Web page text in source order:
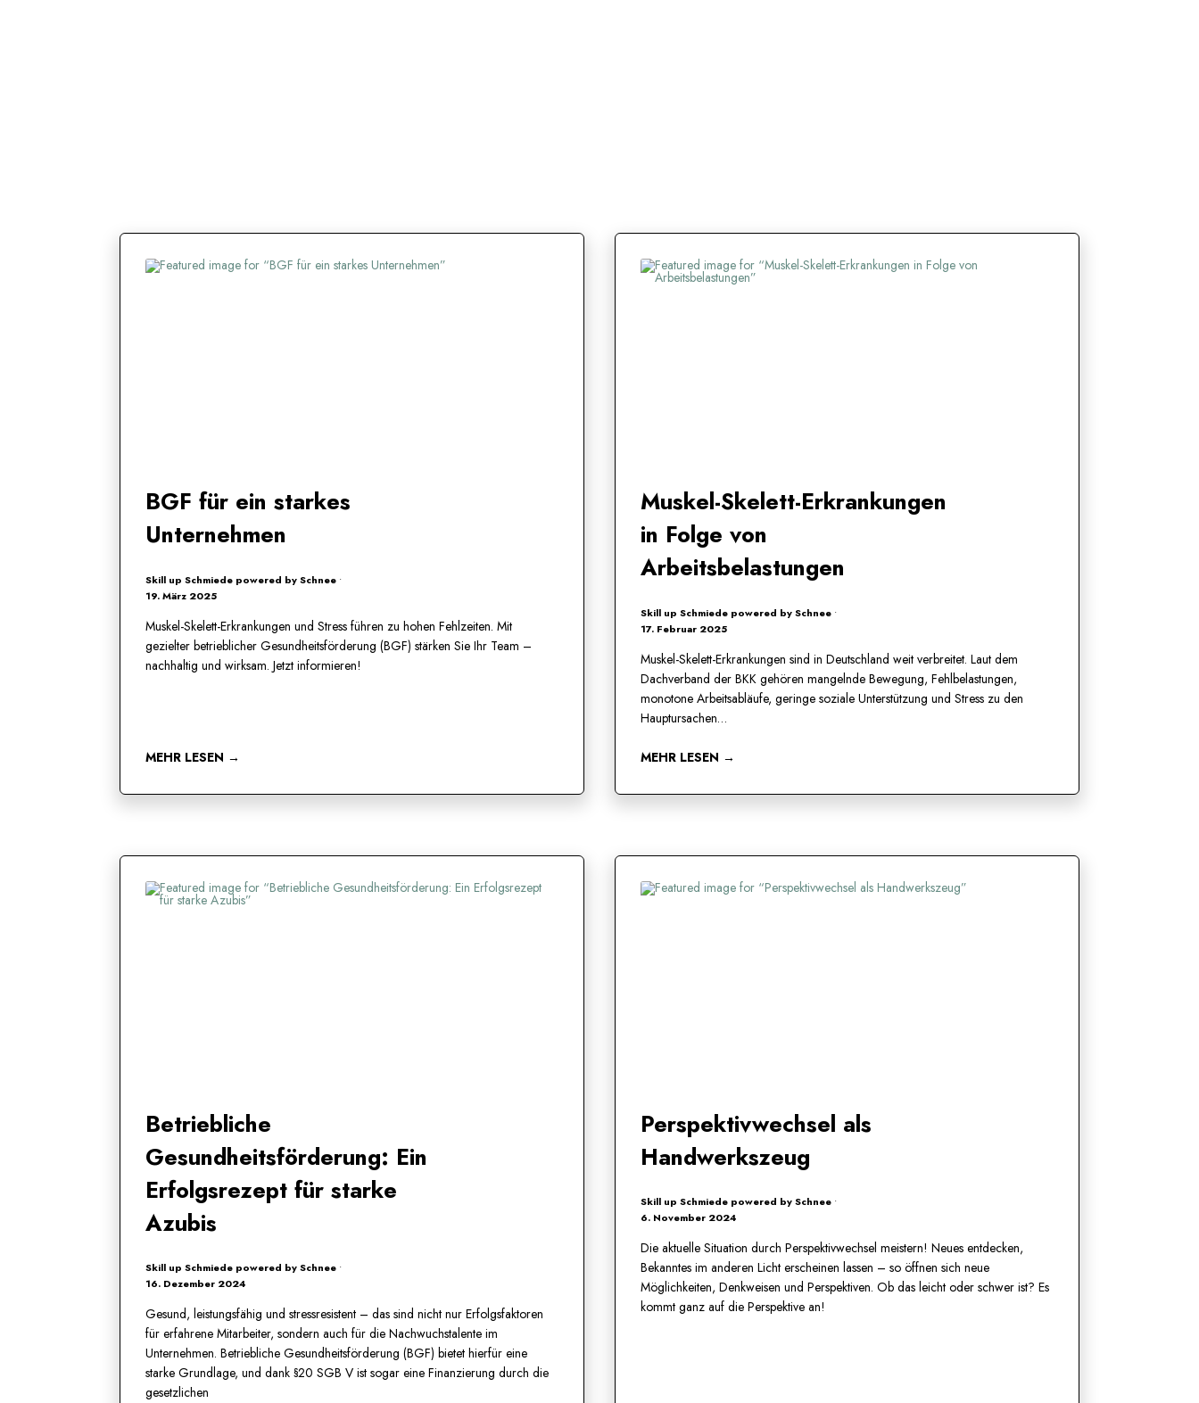
BGF für ein starkes
Unternehmen
Skill up Schmiede powered by Schnee •
19. März 2025
Muskel-Skelett-Erkrankungen und Stress führen zu hohen Fehlzeiten. Mit
gezielter betrieblicher Gesundheitsförderung (BGF) stärken Sie Ihr Team –
nachhaltig und wirksam. Jetzt informieren!
MEHR LESEN →
Muskel-Skelett-Erkrankungen
in Folge von
Arbeitsbelastungen
Skill up Schmiede powered by Schnee •
17. Februar 2025
Muskel-Skelett-Erkrankungen sind in Deutschland weit verbreitet. Laut dem
Dachverband der BKK gehören mangelnde Bewegung, Fehlbelastungen,
monotone Arbeitsabläufe, geringe soziale Unterstützung und Stress zu den
Hauptursachen…
MEHR LESEN →
Betriebliche
Gesundheitsförderung: Ein
Erfolgsrezept für starke
Azubis
Skill up Schmiede powered by Schnee •
16. Dezember 2024
Gesund, leistungsfähig und stressresistent – das sind nicht nur Erfolgsfaktoren
für erfahrene Mitarbeiter, sondern auch für die Nachwuchstalente im
Unternehmen. Betriebliche Gesundheitsförderung (BGF) bietet hierfür eine
starke Grundlage, und dank §20 SGB V ist sogar eine Finanzierung durch die
gesetzlichen
Perspektivwechsel als
Handwerkszeug
Skill up Schmiede powered by Schnee •
6. November 2024
Die aktuelle Situation durch Perspektivwechsel meistern! Neues entdecken,
Bekanntes im anderen Licht erscheinen lassen – so öffnen sich neue
Möglichkeiten, Denkweisen und Perspektiven. Ob das leicht oder schwer ist? Es
kommt ganz auf die Perspektive an!